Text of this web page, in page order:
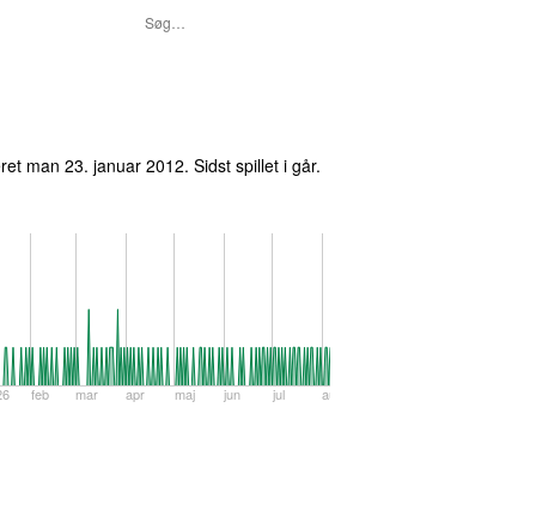
man 23. januar 2012. Sidst spillet i går.
feb mar apr maj jun jul aug